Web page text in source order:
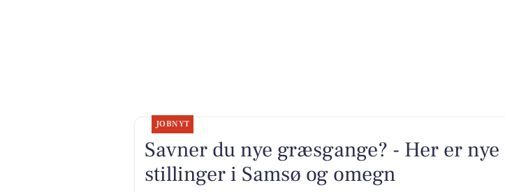
JOBNYT
Savner du nye græsgange? - Her er
stillinger i Samsø og omegn